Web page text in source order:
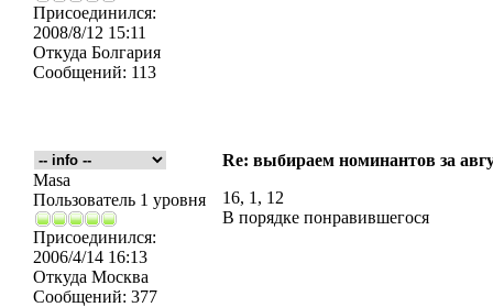
Присоединился:
2008/8/12 15:11
Откуда Болгария
Сообщений: 113
Re: выбираем номинантов за
Masa
Пользователь 1 уровня
Присоединился:
2006/4/14 16:13
Откуда Москва
Сообщений: 377
16, 1, 12
В порядке понравившегося